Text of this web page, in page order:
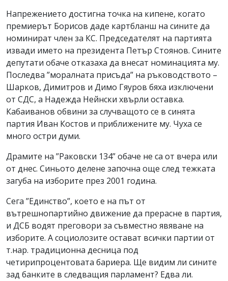
Напрежението достигна точка на кипене, когато
премиерът Борисов даде картбланш на сините да
номинират член за КС. Председателят на партията
извади името на президента Петър Стоянов. Сините
депутати обаче отказаха да внесат номинацията му.
Последва ”моралната присъда” на ръководството –
Шарков, Димитров и Димо Гяуров бяха изключени
от СДС, а Надежда Нейнски хвърли оставка.
Кабаиванов обвини за случващото се в синята
партия Иван Костов и приближените му. Чуха се
много остри думи.
Драмите на ”Раковски 134” обаче не са от вчера или
от днес. Синьото делене започна още след тежката
загуба на изборите през 2001 година.
Сега ”Единство”, което е на път от
вътрешнопартийно движение да прерасне в партия,
и ДСБ водят преговори за съвместно явяване на
изборите. А социолозите остават всички партии от
т.нар. традиционна десница под
четирипроцентовата бариера. Ще видим ли сините
зад банките в следващия парламент? Едва ли.